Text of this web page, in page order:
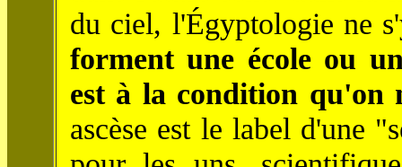
du ciel, l'Égyptologie ne
forment une école ou
est à la condition qu'on
ascèse est le label d'une